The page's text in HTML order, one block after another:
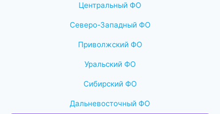
Центральный ФО
Северо-Западный ФО
Приволжский ФО
Уральский ФО
Сибирский ФО
Дальневосточный ФО